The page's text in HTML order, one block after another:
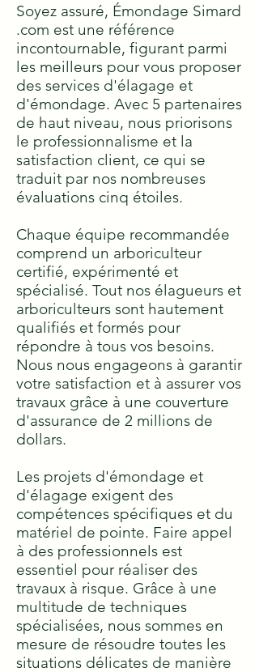
Soyez assuré, Émondage Simard
.com est une référence
incontournable, figurant parmi
les meilleurs pour vous proposer
des services d'élagage et
d'émondage. Avec 5 partenaires
de haut niveau, nous priorisons
le professionnalisme et la
satisfaction client, ce qui se
traduit par nos nombreuses
évaluations cinq étoiles.
Chaque équipe recommandée
comprend un arboriculteur
certifié, expérimenté et
spécialisé. Tout nos élagueurs et
arboriculteurs sont hautement
qualifiés et formés pour
répondre à tous vos besoins.
Nous nous engageons à garantir
votre satisfaction et à assurer vos
travaux grâce à une couverture
d'assurance de 2 millions de
dollars.
Les projets d'émondage et
d'élagage exigent des
compétences spécifiques et du
matériel de pointe. Faire appel
à des professionnels est
essentiel pour réaliser des
travaux à risque. Grâce à une
multitude de techniques
spécialisées, nous sommes en
mesure de résoudre toutes les
situations délicates de manière